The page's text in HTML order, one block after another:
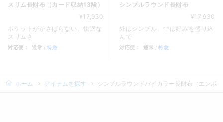
スリム長財布（カード収納13段）
¥17,930
ポケットがかさばらない、快適な
スリムさ
対応便： 通常 特急
シンプルラウンド長財布
¥17,930
外はシンプル、中は好みを盛り込
んで
対応便： 通常 特急
ホーム アイテムを探す シンプルラウンドバイカラー長財布（エンボ